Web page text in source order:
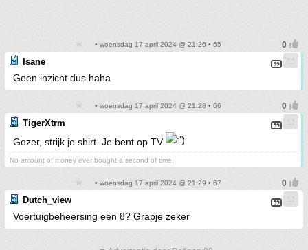
• woensdag 17 april 2024 @ 21:26 • 65
Isane
Geen inzicht dus haha
• woensdag 17 april 2024 @ 21:28 • 66
TigerXtrm
Gozer, strijk je shirt. Je bent op TV
No amount of money ever bought a second of time.
• woensdag 17 april 2024 @ 21:29 • 67
Dutch_view
Voertuigbeheersing een 8? Grapje zeker